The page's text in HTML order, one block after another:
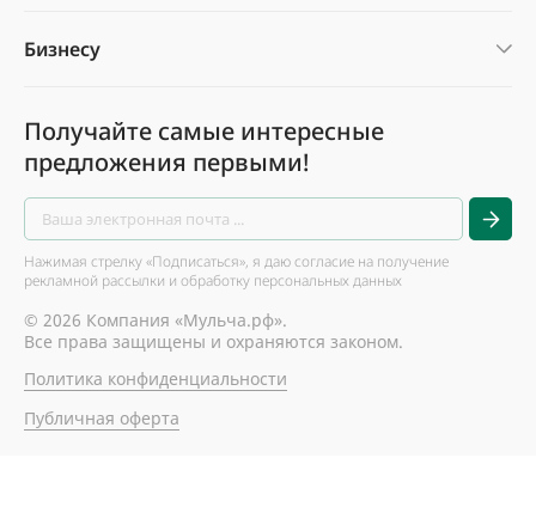
Бизнесу
Получайте самые интересные
предложения первыми!
Нажимая стрелку «Подписаться», я даю согласие на получение
рекламной рассылки и обработку персональных данных
© 2026 Компания «Мульча.рф».
Все права защищены и охраняются законом.
Политика конфиденциальности
Публичная оферта